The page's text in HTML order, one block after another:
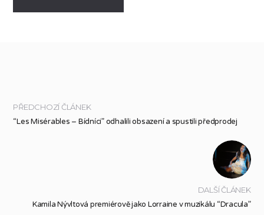
PŘEDCHOZÍ ČLÁNEK
“Les Misérables – Bídníci” odhalili obsazení a spustili předprodej
DALŠÍ ČLÁNEK
Kamila Nývltová premiérově jako Lorraine v muzikálu “Dracula”